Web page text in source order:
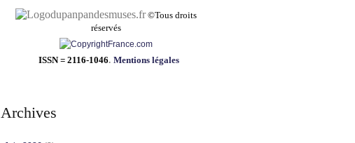
pandesmuses.fr ©Tous droits
réservés
ISSN = 2116-1046. Mentions légales
Archives